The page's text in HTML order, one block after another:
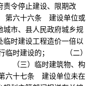
责令停止建设、限期改
六十六条 建设单位或
市、县人民政府城乡规
时建设工程造价一倍以
临时建设的； （二）
（三）临时建筑物、构
十七条 建设单位未在